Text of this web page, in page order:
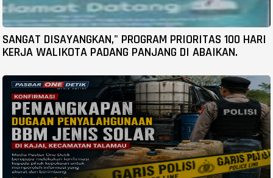
SANGAT DISAYANGKAN," PROGRAM PRIORITAS 100 HARI
KERJA WALIKOTA PADANG PANJANG DI ABAIKAN.